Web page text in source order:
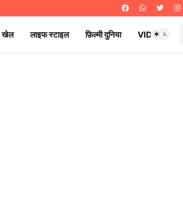
खेल लाइफ स्टाइल फ़िल्मी दुनिया VIDEOS